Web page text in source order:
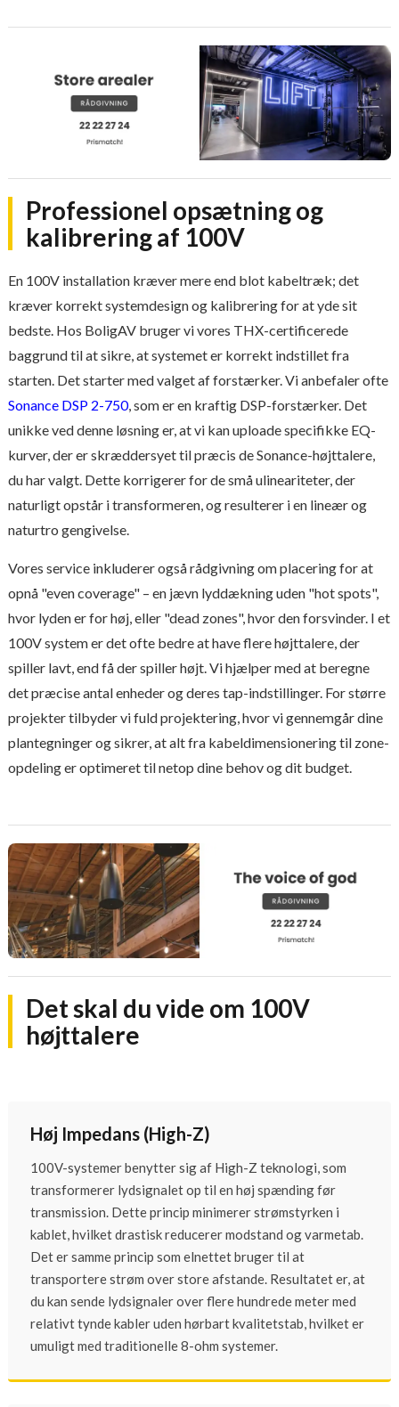
Professionel opsætning og
kalibrering af 100V
En 100V installation kræver mere end blot kabeltræk; det
kræver korrekt systemdesign og kalibrering for at yde sit
bedste. Hos BoligAV bruger vi vores THX-certificerede
baggrund til at sikre, at systemet er korrekt indstillet fra
starten. Det starter med valget af forstærker. Vi anbefaler ofte
Sonance DSP 2-750, som er en kraftig DSP-forstærker. Det
unikke ved denne løsning er, at vi kan uploade specifikke EQ-
kurver, der er skræddersyet til præcis de Sonance-højttalere,
du har valgt. Dette korrigerer for de små ulineariteter, der
naturligt opstår i transformeren, og resulterer i en lineær og
naturtro gengivelse.
Vores service inkluderer også rådgivning om placering for at
opnå "even coverage" – en jævn lyddækning uden "hot spots",
hvor lyden er for høj, eller "dead zones", hvor den forsvinder. I et
100V system er det ofte bedre at have flere højttalere, der
spiller lavt, end få der spiller højt. Vi hjælper med at beregne
det præcise antal enheder og deres tap-indstillinger. For større
projekter tilbyder vi fuld projektering, hvor vi gennemgår dine
plantegninger og sikrer, at alt fra kabeldimensionering til zone-
opdeling er optimeret til netop dine behov og dit budget.
Det skal du vide om 100V
højttalere
Høj Impedans (High-Z)
100V-systemer benytter sig af High-Z teknologi, som
transformerer lydsignalet op til en høj spænding før
transmission. Dette princip minimerer strømstyrken i
kablet, hvilket drastisk reducerer modstand og varmetab.
Det er samme princip som elnettet bruger til at
transportere strøm over store afstande. Resultatet er, at
du kan sende lydsignaler over flere hundrede meter med
relativt tynde kabler uden hørbart kvalitetstab, hvilket er
umuligt med traditionelle 8-ohm systemer.